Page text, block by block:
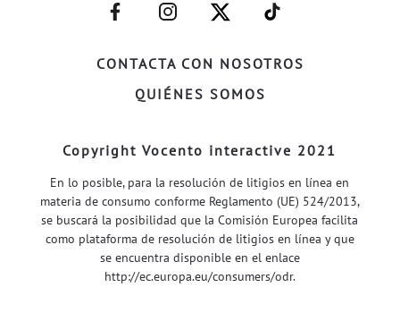
CONTACTA CON NOSOTROS
QUIÉNES SOMOS
FACEBOOK–INSTAGRAM–
TWITTER–WELIFE–
Copyright Vocento interactive 2021
En lo posible, para la resolución de litigios en línea en
materia de consumo conforme Reglamento (UE) 524/2013,
se buscará la posibilidad que la Comisión Europea facilita
como plataforma de resolución de litigios en línea y que
se encuentra disponible en el enlace
http://ec.europa.eu/consumers/odr.